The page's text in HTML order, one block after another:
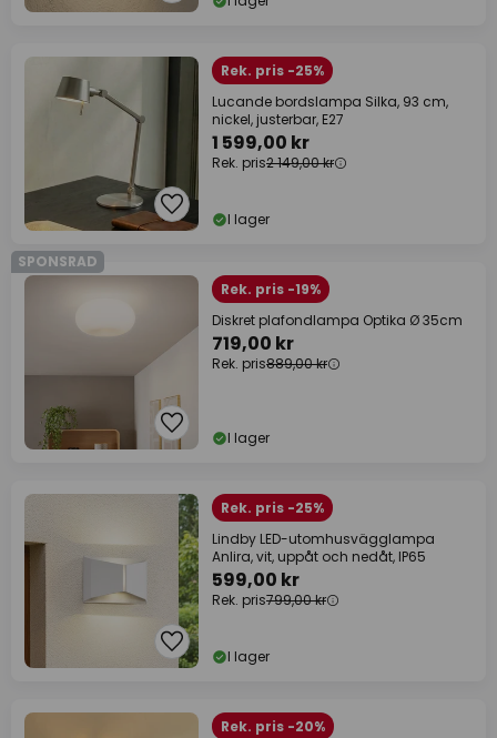
Rek. pris -25%
Lucande bordslampa Silka, 93 cm,
nickel, justerbar, E27
1 599,00 kr
Rek. pris2 149,00 kr
I lager
SPONSRAD
Rek. pris -19%
Diskret plafondlampa Optika Ø 35cm
719,00 kr
Rek. pris889,00 kr
I lager
Rek. pris -25%
Lindby LED-utomhusvägglampa
Anlira, vit, uppåt och nedåt, IP65
599,00 kr
Rek. pris799,00 kr
I lager
Rek. pris -20%